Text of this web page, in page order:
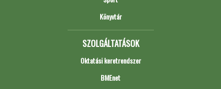
Könyvtár
SZOLGÁLTATÁSOK
Oktatási keretrendszer
BMEnet